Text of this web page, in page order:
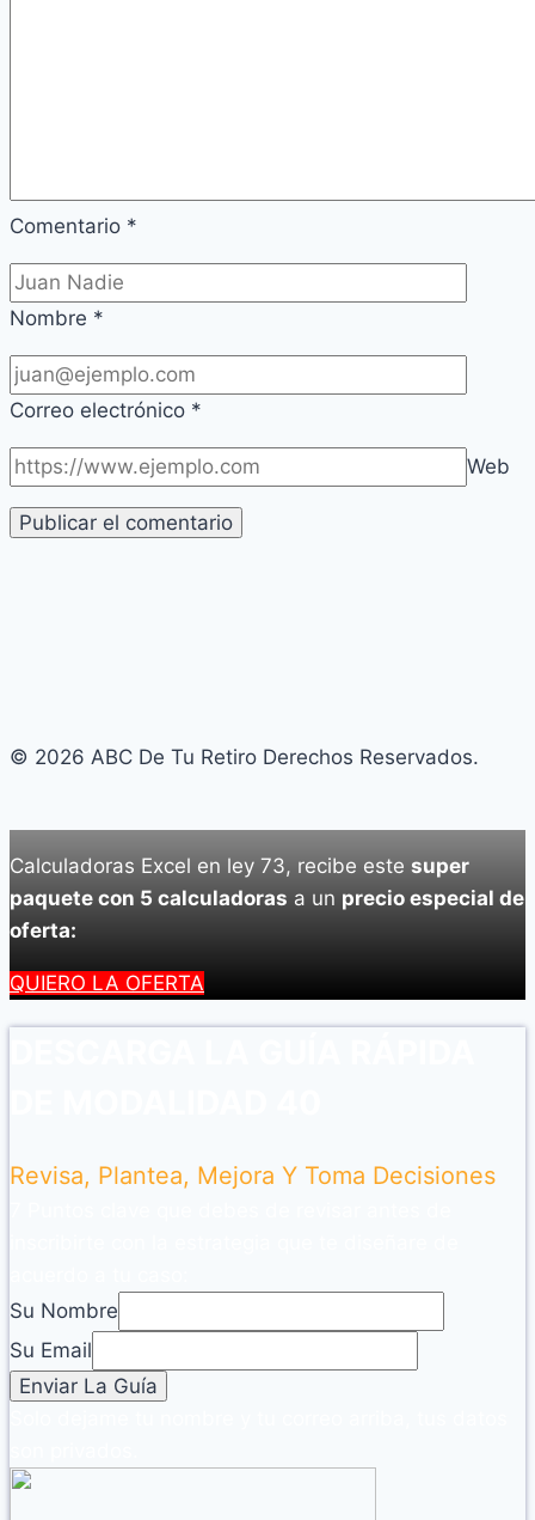
Comentario *
Nombre *
Correo electrónico *
Web
© 2026 ABC De Tu Retiro Derechos Reservados.
Calculadoras Excel en ley 73, recibe este super
paquete con 5 calculadoras a un precio especial de
oferta:
QUIERO LA OFERTA
Revisa, Plantea, Mejora Y Toma Decisiones
Su Nombre
Su Email